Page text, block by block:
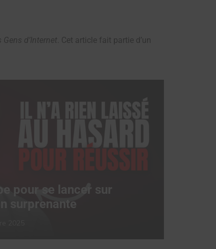
Gens d’Internet . Cet article fait partie d’un
pour se lancer sur
surprenante